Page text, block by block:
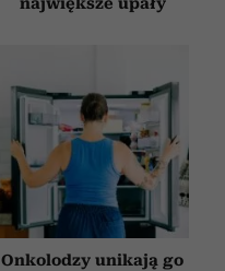
Onkolodzy unikają go